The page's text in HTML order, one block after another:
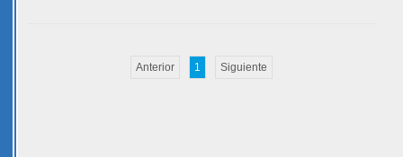
Anterior 1 Siguiente